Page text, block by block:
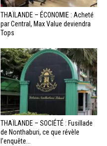
THAÏLANDE – ÉCONOMIE : Acheté
par Central, Max Value deviendra
Tops
THAÏLANDE – SOCIÉTÉ : Fusillade
de Nonthaburi, ce que révèle
l’enquête...